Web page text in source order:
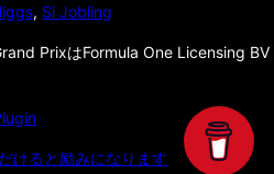
, Si Jobling
PrixはFormula One Licensing BV
けると励みになります